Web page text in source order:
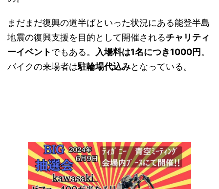
まだまだ復興の道半ばといった状況にある能登半島
地震の復興支援を目的として開催されるチャリティ
ーイベントでもある。 入場料は1名につき1000円。
バイクの来場者は駐輪場代込みとなっている。